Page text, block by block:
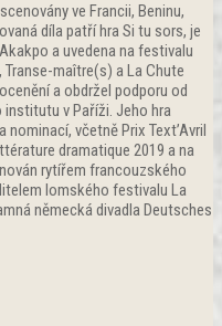
ve Francii, Beninu,
díla patří hra Si tu sors, je
a uvedena na festivalu
maître(s) a La Chute
a obdržel podporu od
institutu v Paříži. Jeho hra
včetně Prix Text’Avril
dramatique 2019 a na
rytířem francouzského
lomského festivalu La
německá divadla Deutsches